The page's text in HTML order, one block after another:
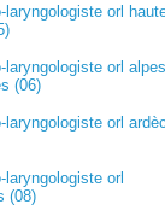
laryngologiste orl
laryngologiste orl
(06)
laryngologiste orl
laryngologiste orl
(08)